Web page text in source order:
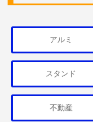
アルミ
スタンド
不動産